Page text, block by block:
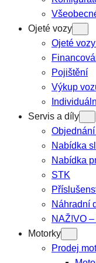
Ojeté vozy
Ojeté
Pojištění
Výkup
Servis a díly
Nabídka
Nabídka
STK
Náhradní
NAŽ!VO
Motorky
Prodej